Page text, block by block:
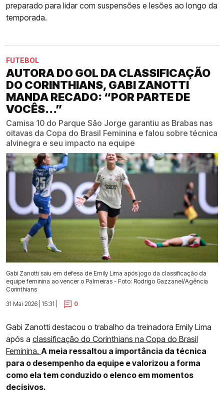
preparado para lidar com suspensões e lesões ao longo da
temporada.
FUTEBOL
AUTORA DO GOL DA CLASSIFICAÇÃO
DO CORINTHIANS, GABI ZANOTTI
MANDA RECADO: “POR PARTE DE
VOCÊS...”
Camisa 10 do Parque São Jorge garantiu as Brabas nas
oitavas da Copa do Brasil Feminina e falou sobre técnica
alvinegra e seu impacto na equipe
Gabi Zanotti saiu em defesa de Emily Lima após jogo da classificação da
equipe feminina ao vencer o Palmeiras - Foto: Rodrigo Gazzanel/Agência
Corinthians
31 Mai 2026 | 15:31 |
0
Gabi Zanotti destacou o trabalho da treinadora Emily Lima
após a classificação do Corinthians na Copa do Brasil
Feminina. A meia ressaltou a importância da técnica
para o desempenho da equipe e valorizou a forma
como ela tem conduzido o elenco em momentos
decisivos.